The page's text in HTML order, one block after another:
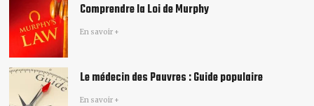
Comprendre la Loi de Murphy
En savoir +
Le médecin des Pauvres : Guide populaire
En savoir +